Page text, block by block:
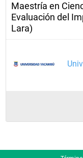
Maestría en
Evaluación del
Lara)